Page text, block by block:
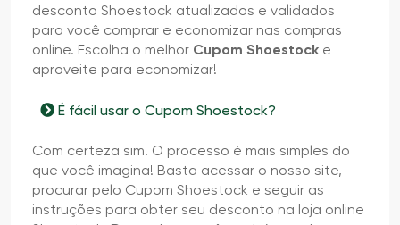
desconto Shoestock atualizados e validados
para você comprar e economizar nas compras
online. Escolha o melhor Cupom Shoestock e
aproveite para economizar!
É fácil usar o Cupom Shoestock?
Com certeza sim! O processo é mais simples do
que você imagina! Basta acessar o nosso site,
procurar pelo Cupom Shoestock e seguir as
instruções para obter seu desconto na loja online